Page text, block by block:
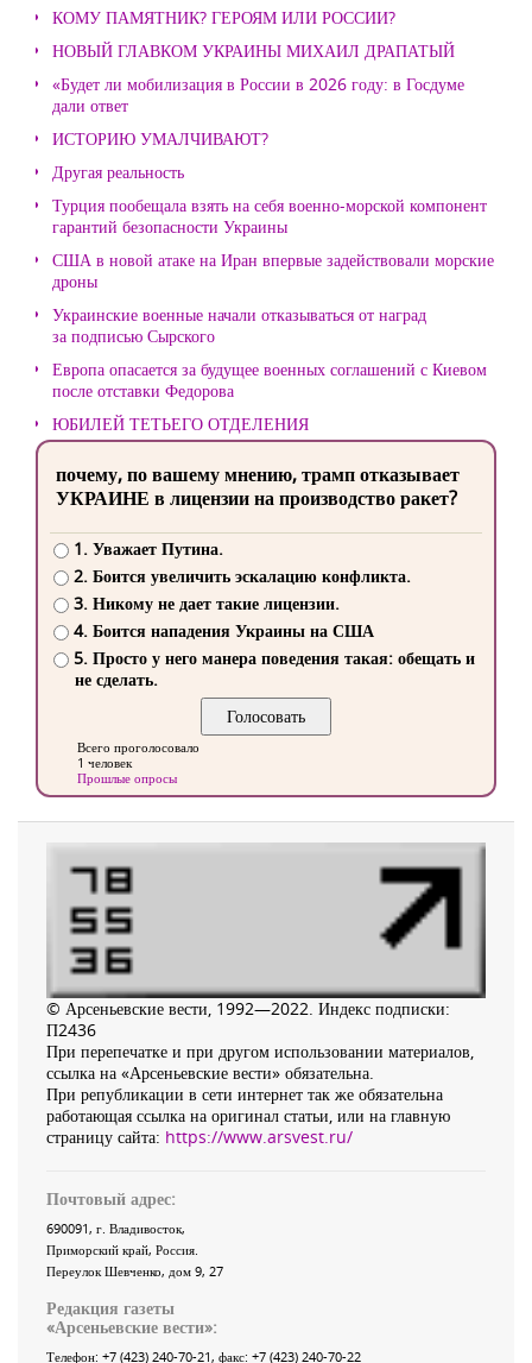
КОМУ ПАМЯТНИК? ГЕРОЯМ ИЛИ РОССИИ?
НОВЫЙ ГЛАВКОМ УКРАИНЫ МИХАИЛ ДРАПАТЫЙ
«Будет ли мобилизация в России в 2026 году: в Госдуме
дали ответ
ИСТОРИЮ УМАЛЧИВАЮТ?
Другая реальность
Турция пообещала взять на себя военно-морской компонент
гарантий безопасности Украины
США в новой атаке на Иран впервые задействовали морские
дроны
Украинские военные начали отказываться от наград
за подписью Сырского
Европа опасается за будущее военных соглашений с Киевом
после отставки Федорова
ЮБИЛЕЙ ТЕТЬЕГО ОТДЕЛЕНИЯ
почему, по вашему мнению, трамп отказывает
УКРАИНЕ в лицензии на производство ракет?
1. Уважает Путина.
2. Боится увеличить эскалацию конфликта.
3. Никому не дает такие лицензии.
4. Боится нападения Украины на США
5. Просто у него манера поведения такая: обещать и
не сделать.
Всего проголосовало
1 человек
Прошлые опросы
© Арсеньевские вести, 1992—2022. Индекс подписки:
П2436
При перепечатке и при другом использовании материалов,
ссылка на «Арсеньевские вести» обязательна.
При републикации в сети интернет так же обязательна
работающая ссылка на оригинал статьи, или на главную
страницу сайта: https://www.arsvest.ru/
Почтовый адрес:
690091, г. Владивосток,
Приморский край, Россия
Переулок Шевченко, дом 9, 27
Редакция газеты
«Арсеньевские вести»:
Телефон: +7 (423) 240-70-21, факс: +7 (423) 240-70-22